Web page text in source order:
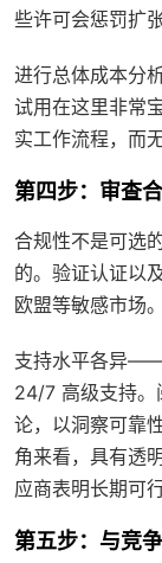
些许可会惩罚扩张
进行总体成本分
试用在这里非常
实工作流程，而
第四步：审查
合规性不是可选
的。验证认证以
欧盟等敏感市场。
支持水平各异——
24/7 高级支持
论，以洞察可靠
角来看，具有透
应商表明长期可行
第五步：与竞